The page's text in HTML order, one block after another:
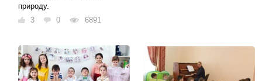
природу.
3
0 6891